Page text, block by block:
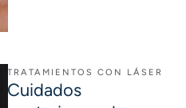
tratamientos con láser. …
TRATAMIENTOS CON LÁSER
Cuidados